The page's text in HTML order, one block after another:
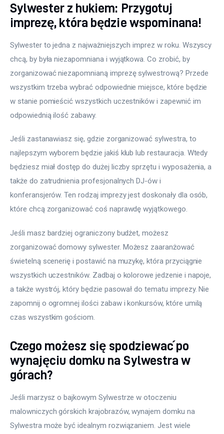
Sylwester z hukiem: Przygotuj
imprezę, która będzie wspominana!
Sylwester to jedna z najważniejszych imprez w roku. Wszyscy
chcą, by była niezapomniana i wyjątkowa. Co zrobić, by
zorganizować niezapomnianą imprezę sylwestrową? Przede
wszystkim trzeba wybrać odpowiednie miejsce, które będzie
w stanie pomieścić wszystkich uczestników i zapewnić im
odpowiednią ilość zabawy.
Jeśli zastanawiasz się, gdzie zorganizować sylwestra, to
najlepszym wyborem będzie jakiś klub lub restauracja. Wtedy
będziesz miał dostęp do dużej liczby sprzętu i wyposażenia, a
także do zatrudnienia profesjonalnych DJ-ów i
konferansjerów. Ten rodzaj imprezy jest doskonały dla osób,
które chcą zorganizować coś naprawdę wyjątkowego.
Jeśli masz bardziej ograniczony budżet, możesz
zorganizować domowy sylwester. Możesz zaaranżować
świetelną scenerię i postawić na muzykę, która przyciągnie
wszystkich uczestników. Zadbaj o kolorowe jedzenie i napoje,
a także wystrój, który będzie pasował do tematu imprezy. Nie
zapomnij o ogromnej ilości zabaw i konkursów, które umilą
czas wszystkim gościom.
Czego możesz się spodziewać po
wynajęciu domku na Sylwestra w
górach?
Jeśli marzysz o bajkowym Sylwestrze w otoczeniu
malowniczych górskich krajobrazów, wynajem domku na
Sylwestra może być idealnym rozwiązaniem. Jest wiele